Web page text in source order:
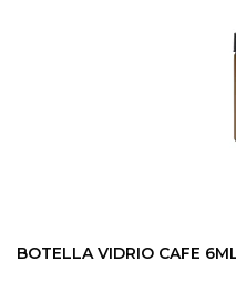
BOTELLA VIDRIO CAFE